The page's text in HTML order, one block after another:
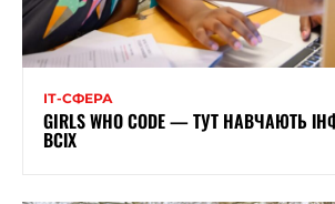
ІТ-СФЕРА
GIRLS WHO CODE — ТУТ НАВЧАЮТЬ
ВСІХ